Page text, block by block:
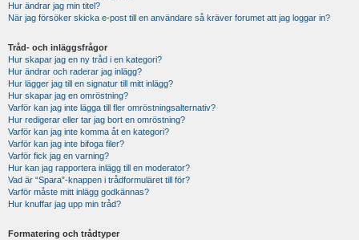
Hur ändrar jag min titel?
När jag försöker skicka e-post till en användare så kräver forumet att jag loggar in?
Tråd- och inläggsfrågor
Hur skapar jag en ny tråd i en kategori?
Hur ändrar och raderar jag inlägg?
Hur lägger jag till en signatur till mitt inlägg?
Hur skapar jag en omröstning?
Varför kan jag inte lägga till fler omröstningsalternativ?
Hur redigerar eller tar jag bort en omröstning?
Varför kan jag inte komma åt en kategori?
Varför kan jag inte bifoga filer?
Varför fick jag en varning?
Hur kan jag rapportera inlägg till en moderator?
Vad är “Spara”-knappen i trådformuläret till för?
Varför måste mitt inlägg godkännas?
Hur knuffar jag upp min tråd?
Formatering och trådtyper